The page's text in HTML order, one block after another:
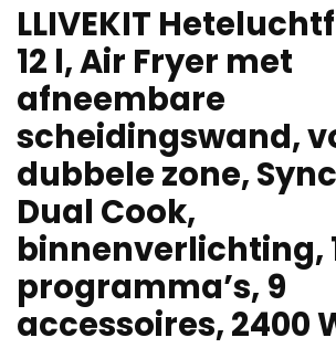
LLIVEKIT
12 l, Air Fryer met
afneembare
scheidingswand,
dubbele zone,
Dual Cook,
binnenverlichting,
programma’s, 9
accessoires, 2400